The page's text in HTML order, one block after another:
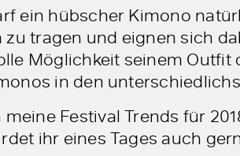
ein hübscher Kimono
tragen und eignen sich
Möglichkeit seinem Outfit
in den
Festival Trends für
ihr eines Tages auch